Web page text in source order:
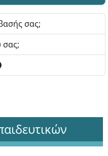
σας;
σας;